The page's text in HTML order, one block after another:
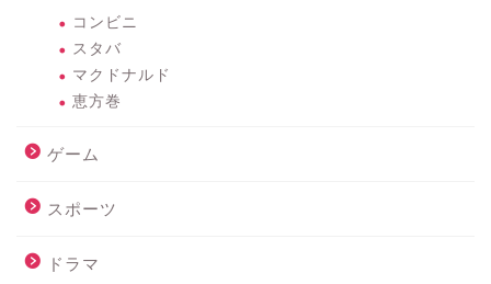
コンビニ
スタバ
マクドナルド
恵方巻
ゲーム
スポーツ
ドラマ